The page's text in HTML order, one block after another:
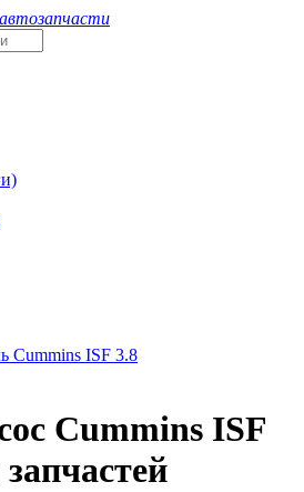
Cummins ISF 3.8
Cummins ISF